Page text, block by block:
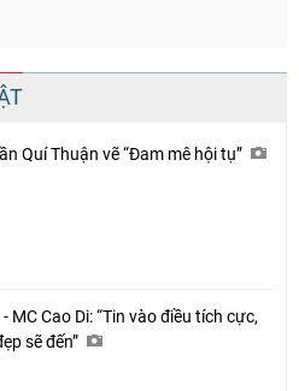
Quí Thuận vẽ “Đam mê hội tụ”
- MC Cao Di: “Tin vào điều tích cực,
sẽ đến”